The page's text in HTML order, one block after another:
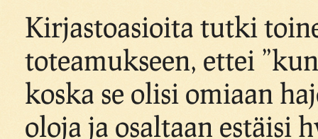
Kirjastoasioita tutki
toteamukseen, ettei
koska se olisi omiaan
oloja ja osaltaan estäisi